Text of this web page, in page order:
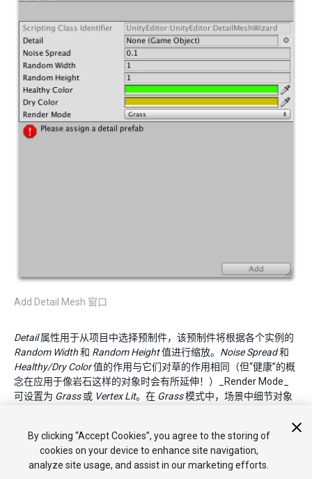
Add Detail Mesh 窗口
Detail属性用于从项目中选择预制件，该预制件将根据各个实例的
Random Width和 Random Height值进行缩放。 Noise Spread和
Healthy/Dry Color值的作用与它们对草的作用相同（但“健康”的概
念在应用于像岩石这样的对象时会有所延伸！）_Render Mode_
可设置为 Grass或 Vertex Lit。在 Grass模式中，场景中细节对象
By clicking “Accept Cookies”, you agree to the storing of
cookies on your device to enhance site navigation,
analyze site usage, and assist in our marketing efforts.